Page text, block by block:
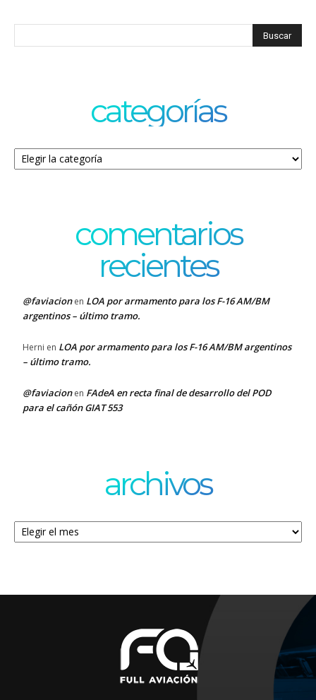
categorías
Categorías
comentarios
recientes
@faviacionen LOA por armamento para los F-16 AM/BM
argentinos – último tramo.
Herni en LOA por armamento para los F-16 AM/BM argentinos
– último tramo.
@faviacionen FAdeA en recta final de desarrollo del POD
para el cañón GIAT 553
archivos
Archivos